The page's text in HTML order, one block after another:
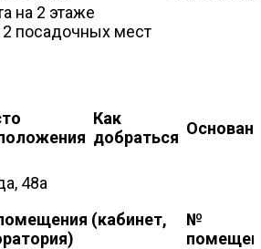
на 2 этаже
посадочных мест
Как
добраться
48а
(кабинет,
№